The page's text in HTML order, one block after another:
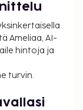
Ameliaa, AI-
hintoja ja
turvin.